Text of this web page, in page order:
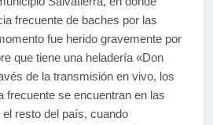
frecuente de baches por las
fue herido gravemente por
que tiene una heladería «Don
de la transmisión en vivo, los
frecuente se encuentran en las
resto del país, cuando